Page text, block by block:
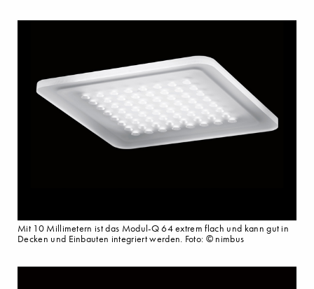
Mit 10 Millimetern ist das Modul-Q 64 extrem flach und kann gut in
Decken und Einbauten integriert werden. Foto: © nimbus